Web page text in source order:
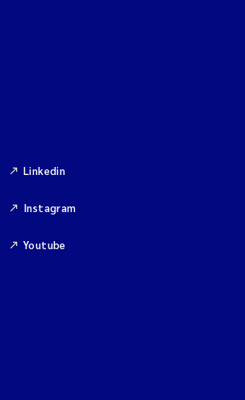
Linkedin
Instagram
Youtube